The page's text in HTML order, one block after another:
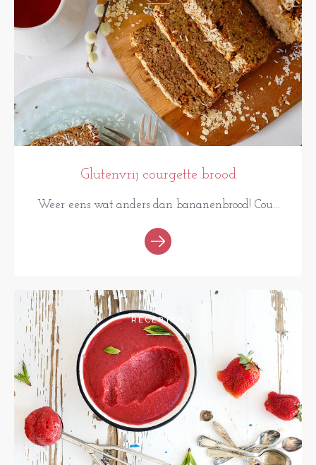
Glutenvrij courgette brood
Weer eens wat anders dan bananenbrood! Cou...
RECEPTEN